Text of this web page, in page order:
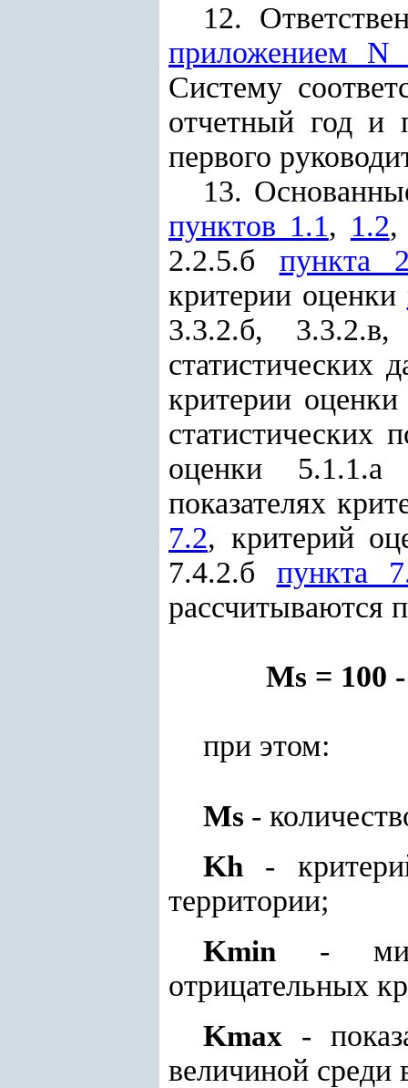
12.
приложением N
Систему
отчетный год и
первого
13.
пунктов 1.1, 1.2
2.2.5.б пункта
критерии оценки
3.3.2.б,
статистических
критерии
статистических
оценки
показателях
7.2, критерий
7.4.2.б пункта
рассчитываются
Ms = 100
при этом:
Ms -
Kh -
территории;
Kmin -
отрицательных
Kmax -
величиной среди